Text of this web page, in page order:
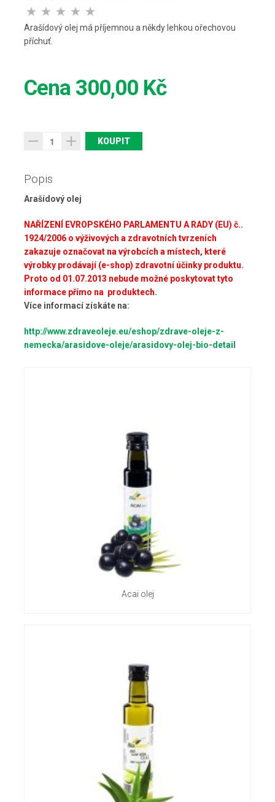
Arašídový olej má příjemnou a někdy lehkou ořechovou
příchuť.
Cena 300,00 Kč
Popis
Arašídový olej
NAŘÍZENÍ EVROPSKÉHO PARLAMENTU A RADY (EU) č..
1924/2006 o výživových a zdravotních tvrzeních
zakazuje označovat na výrobcích a místech, které
výrobky prodávají (e-shop) zdravotní účinky produktu.
Proto od 01.07.2013 nebude možné poskytovat tyto
informace přímo na produktech.
Více informací získáte na:
http://www.zdraveoleje.eu/eshop/zdrave-oleje-z-
nemecka/arasidove-oleje/arasidovy-olej-bio-detail
Acai olej